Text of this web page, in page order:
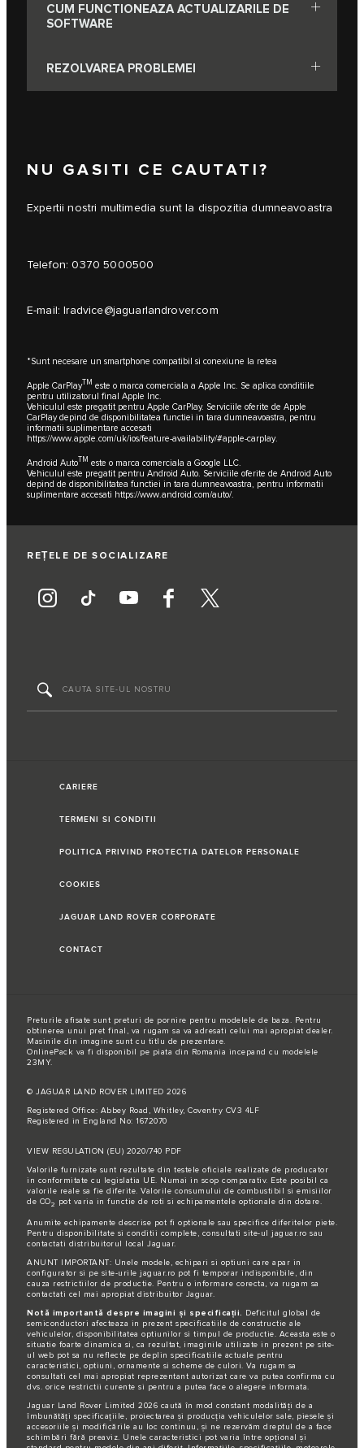
CUM FUNCTIONEAZA ACTUALIZARILE DE
SOFTWARE
REZOLVAREA PROBLEMEI
NU GASITI CE CAUTATI?
Expertii nostri multimedia sunt la dispozitia dumneavoastra
Telefon:0370 5000500
E-mail:lradvice@jaguarlandrover.com
*Sunt necesare un smartphone compatibil si conexiune la retea
Apple CarPlayTM este o marca comerciala a Apple Inc. Se aplica conditiile
pentru utilizatorul final Apple Inc.
Vehiculul este pregatit pentru Apple CarPlay. Serviciile oferite de Apple
CarPlay depind de disponibilitatea functiei in tara dumneavoastra, pentru
informatii suplimentare accesati
https://www.apple.com/uk/ios/feature-availability/#apple-carplay.
Android AutoTM este o marca comerciala a Google LLC.
Vehiculul este pregatit pentru Android Auto. Serviciile oferite de Android Auto
depind de disponibilitatea functiei in tara dumneavoastra, pentru informatii
suplimentare accesati https://www.android.com/auto/.
REȚELE DE SOCIALIZARE
CARIERE
TERMENI SI CONDITII
POLITICA PRIVIND PROTECTIA DATELOR PERSONALE
COOKIES
JAGUAR LAND ROVER CORPORATE
CONTACT
Preturile afisate sunt preturi de pornire pentru modelele de baza. Pentru
obtinerea unui pret final, va rugam sa va adresati celui mai apropiat dealer.
Masinile din imagine sunt cu titlu de prezentare.
OnlinePack va fi disponibil pe piata din Romania incepand cu modelele
23MY.
© JAGUAR LAND ROVER LIMITED 2026
Registered Office: Abbey Road, Whitley, Coventry CV3 4LF
Registered in England No: 1672070
VIEW REGULATION (EU) 2020/740 PDF
Valorile furnizate sunt rezultate din testele oficiale realizate de producator
in conformitate cu legislatia UE. Numai in scop comparativ. Este posibil ca
valorile reale sa fie diferite. Valorile consumului de combustibil si emisiilor
de CO2 pot varia in functie de roti si echipamentele optionale din dotare.
Anumite echipamente descrise pot fi optionale sau specifice diferitelor piete.
Pentru disponibilitate si conditii complete, consultati site-ul jaguar.ro sau
contactati distribuitorul local Jaguar.
ANUNT IMPORTANT: Unele modele, echipari si optiuni care apar in
configurator si pe site-urile jaguar.ro pot fi temporar indisponibile, din
cauza restrictiilor de productie. Pentru o informare corecta, va rugam sa
contactati cel mai apropiat distribuitor Jaguar.
Notă importantă despre imagini și specificații. Deficitul global de
semiconductori afecteaza in prezent specificatiile de constructie ale
vehiculelor, disponibilitatea optiunilor si timpul de productie. Aceasta este o
situatie foarte dinamica si, ca rezultat, imaginile utilizate in prezent pe site-
ul web pot sa nu reflecte pe deplin specificatiile actuale pentru
caracteristici, optiuni, ornamente si scheme de culori. Va rugam sa
consultati cel mai apropiat reprezentant autorizat care va putea confirma cu
dvs. orice restrictii curente si pentru a putea face o alegere informata.
Jaguar Land Rover Limited 2026 caută în mod constant modalități de a
îmbunătăți specificațiile, proiectarea și producția vehiculelor sale, piesele și
accesoriile și modificările au loc continuu, și ne rezervăm dreptul de a face
schimbări fără preaviz. Unele caracteristici pot varia între opțional și